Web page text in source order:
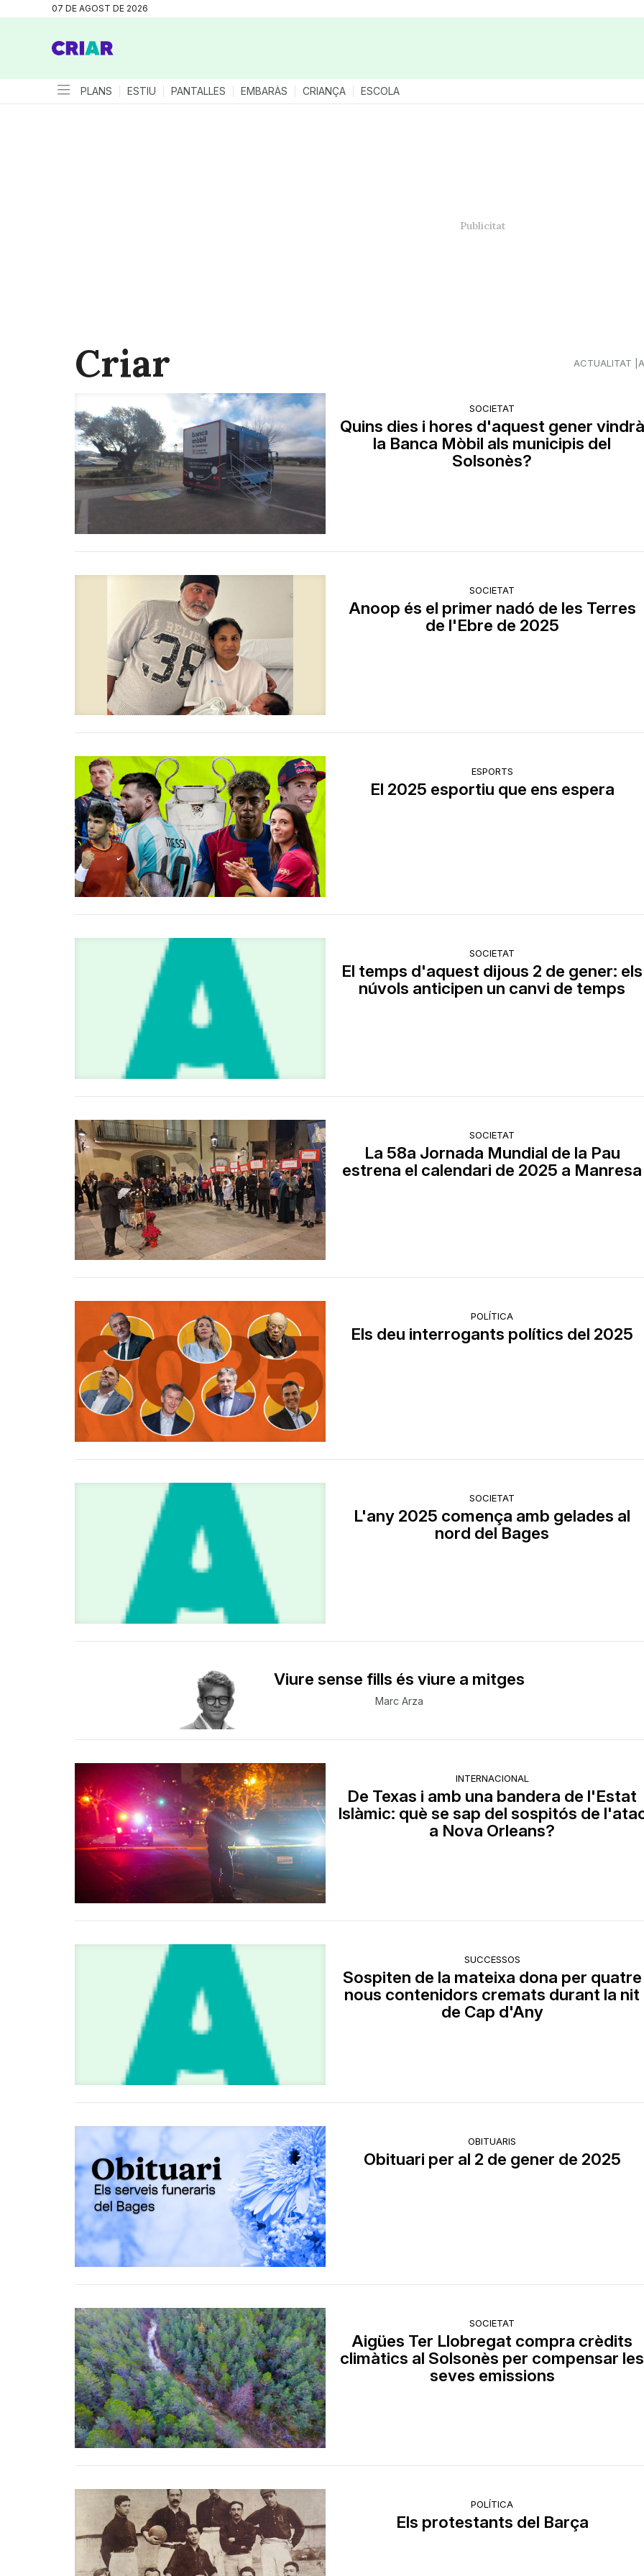
07 DE AGOST DE 2026
PLANS ESTIU PANTALLES EMBARÀS CRIANÇA ESCOLA
Criar ACTUALITAT
SOCIETAT
Quins dies i hores d'aquest gener vindrà
la Banca Mòbil als municipis del
Solsonès?
SOCIETAT
Anoop és el primer nadó de les Terres
de l'Ebre de 2025
ESPORTS
El 2025 esportiu que ens espera
SOCIETAT
El temps d'aquest dijous 2 de gener: els
núvols anticipen un canvi de temps
SOCIETAT
La 58a Jornada Mundial de la Pau
estrena el calendari de 2025 a Manresa
POLÍTICA
Els deu interrogants polítics del 2025
SOCIETAT
L'any 2025 comença amb gelades al
nord del Bages
Viure sense fills és viure a mitges
Marc Arza
INTERNACIONAL
De Texas i amb una bandera de l'Estat
Islàmic: què se sap del sospitós de
a Nova Orleans?
SUCCESSOS
Sospiten de la mateixa dona per quatre
nous contenidors cremats durant la nit
de Cap d'Any
OBITUARIS
Obituari per al 2 de gener de 2025
SOCIETAT
Aigües Ter Llobregat compra crèdits
climàtics al Solsonès per compensar les
seves emissions
POLÍTICA
Els protestants del Barça